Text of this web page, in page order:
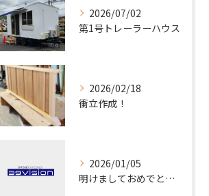
2026/07/02
第1号トレーラーハウス
2026/02/18
衝立作成！
2026/01/05
明けましておめでとうございます！